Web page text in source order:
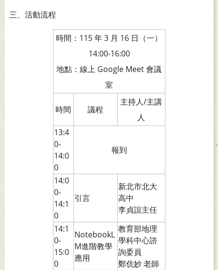
三、活動流程
時間：115 年 3 月 16 日（一）
14:00-16:00
地點：線上 Google Meet 會議
室
時間 議程
主持人/主講
人
13:4
0-
14:0
0
報到
14:0
0-
14:1
0
引言
新北市北大
高中
李貞誼主任
14:1
0-
15:0
0
NotebookL
M進階教學
應用
教育部地理
學科中心諮
詢委員
鄭伉妙 老師